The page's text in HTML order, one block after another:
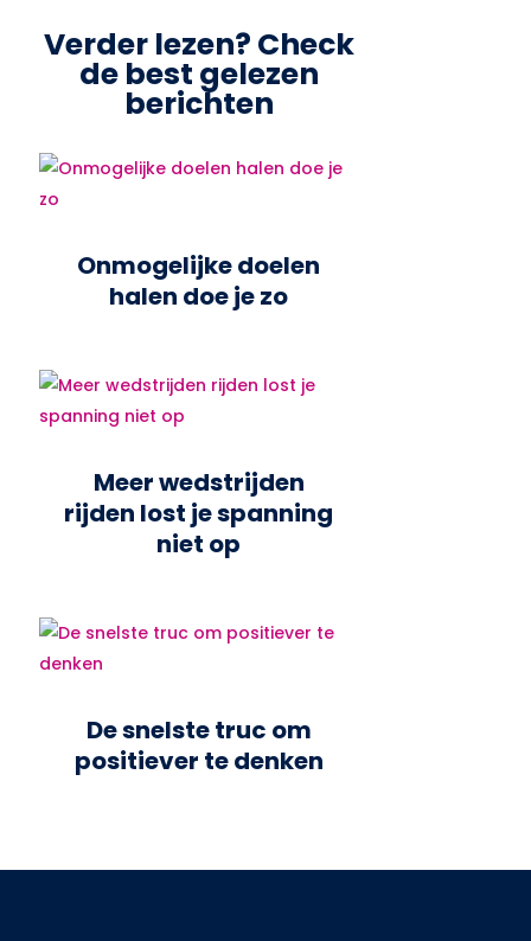
Verder lezen? Check
de best gelezen
berichten
Onmogelijke doelen
halen doe je zo
Meer wedstrijden
rijden lost je spanning
niet op
De snelste truc om
positiever te denken